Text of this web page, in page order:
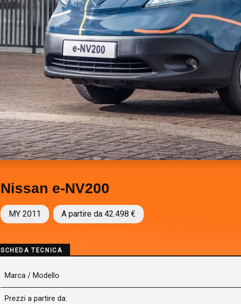
Nissan e-NV200
MY 2011 A partire da 42.498 €
SCHEDA TECNICA
Marca / Modello
Prezzi a partire da: